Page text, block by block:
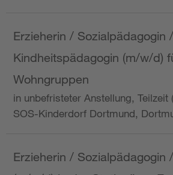
Erzieherin / Sozialpädagogin /
Kindheitspädagogin (m/w/d)
Wohngruppen
in unbefristeter Anstellung, Teilzeit
SOS-Kinderdorf Dortmund,
Erzieherin / Sozialpädagogin